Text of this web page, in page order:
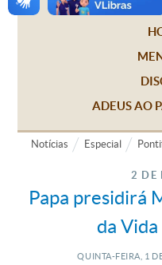
ADEUS AO
Notícias Especial
2 DE
Papa presidirá
da
QUINTA-FEIRA, 1